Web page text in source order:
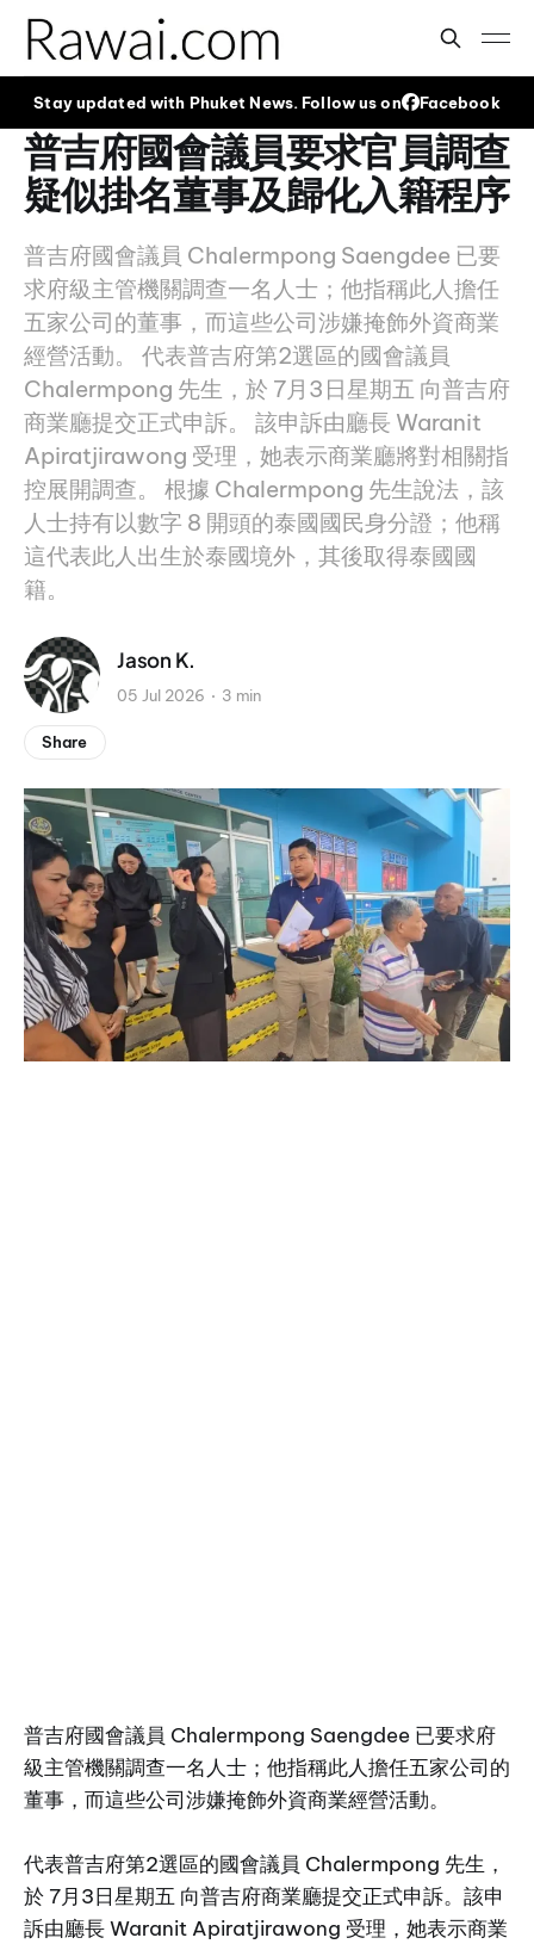
Stay updated with Phuket News. Follow us on Facebook
普吉府國會議員要求官員調查
疑似掛名董事及歸化入籍程序
普吉府國會議員 Chalermpong Saengdee 已要
求府級主管機關調查一名人士；他指稱此人擔任
五家公司的董事，而這些公司涉嫌掩飾外資商業
經營活動。 代表普吉府第2選區的國會議員
Chalermpong 先生，於 7月3日星期五 向普吉府
商業廳提交正式申訴。 該申訴由廳長 Waranit
Apiratjirawong 受理，她表示商業廳將對相關指
控展開調查。 根據 Chalermpong 先生說法，該
人士持有以數字 8 開頭的泰國國民身分證；他稱
這代表此人出生於泰國境外，其後取得泰國國
籍。
Jason K.
05 Jul 2026 3 min
Share
普吉府國會議員 Chalermpong Saengdee 已要求府
級主管機關調查一名人士；他指稱此人擔任五家公司的
董事，而這些公司涉嫌掩飾外資商業經營活動。
代表普吉府第2選區的國會議員 Chalermpong 先生，
於 7月3日星期五 向普吉府商業廳提交正式申訴。該申
訴由廳長 Waranit Apiratjirawong 受理，她表示商業